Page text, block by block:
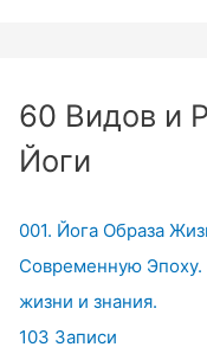
60 Видов и
Йоги
001. Йога Образа
Современную Эпоху.
жизни и знания.
103 Записи